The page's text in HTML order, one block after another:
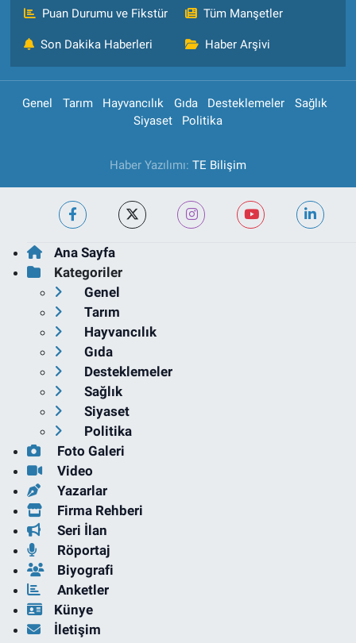
Puan Durumu ve Fikstür Tüm Manşetler
Son Dakika Haberleri Haber Arşivi
Genel Tarım Hayvancılık Gıda Desteklemeler
Sağlık
Siyaset
Politika
Haber Yazılımı: TE Bilişim
Ana Sayfa
Kategoriler
Genel
Tarım
Hayvancılık
Gıda
Desteklemeler
Sağlık
Siyaset
Politika
Foto Galeri
Video
Yazarlar
Firma Rehberi
Seri İlan
Röportaj
Biyografi
Anketler
Künye
İletişim